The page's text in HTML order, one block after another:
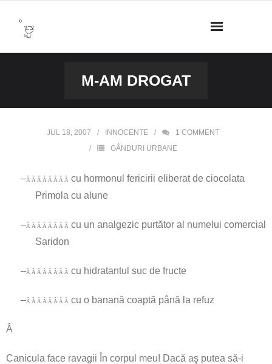
content
M-AM DROGAT
JUL 18, 2007 INNOCENTE 1 COMMENT
GÂNDURI URBANE
–Â Â Â Â Â Â Â Â cu hormonul fericirii eliberat de ciocolata
Primola cu alune
–Â Â Â Â Â Â Â Â cu un analgezic purtător al numelui comercial
Saridon
–Â Â Â Â Â Â Â Â cu hidratantul suc de fructe
–Â Â Â Â Â Â Â Â cu o banană coaptă până la refuz
Â
Canicula face ravagii În corpul meu! Dacă aş putea să-i